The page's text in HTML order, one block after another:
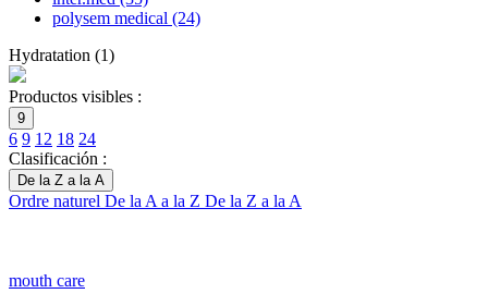
polysem medical (24)
Hydratation (1)
Productos visibles :
9
6 9 12 18 24
Clasificación :
De la Z a la A
Ordre naturel De la A a la Z De la Z a la A
mouth care